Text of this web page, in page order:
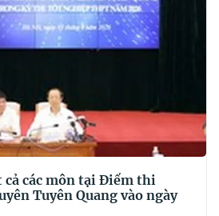
các môn tại Điểm thi
Tuyên Quang vào ngày